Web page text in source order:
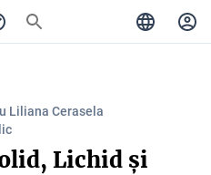
Liliana Cerasela
Lichid și